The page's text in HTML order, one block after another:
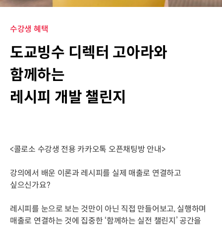
수강생 혜택
도교빙수 디렉터 고아라와
함께하는
레시피 개발 챌린지
<콜로소 수강생 전용 카카오톡 오픈채팅방 안내>
강의에서 배운 이론과 레시피를 실제 매출로 연결하고
싶으신가요?
레시피를 눈으로 보는 것만이 아닌 직접 만들어보고, 실행하며
매출로 연결하는 것에 집중한 ‘함께하는 실전 챌린지’ 공간을